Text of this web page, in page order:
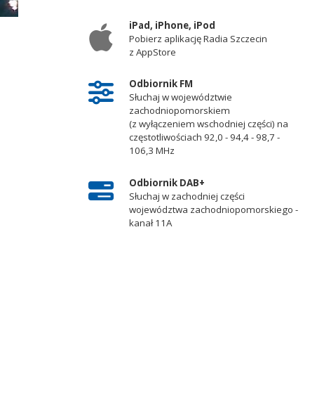
iPad, iPhone, iPod
Pobierz aplikację Radia Szczecin
z AppStore
Odbiornik FM
Słuchaj w województwie
zachodniopomorskiem
(z wyłączeniem wschodniej części) na
częstotliwościach 92,0 - 94,4 - 98,7 -
106,3 MHz
Odbiornik DAB+
Słuchaj w zachodniej części
województwa zachodniopomorskiego -
kanał 11A